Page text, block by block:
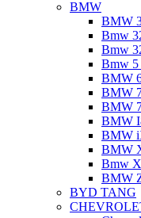
BMW
BMW
Bmw
Bmw
Bmw 5
BMW
BMW
BMW
BMW
BMW
BMW
Bmw
BMW
BYD TANG